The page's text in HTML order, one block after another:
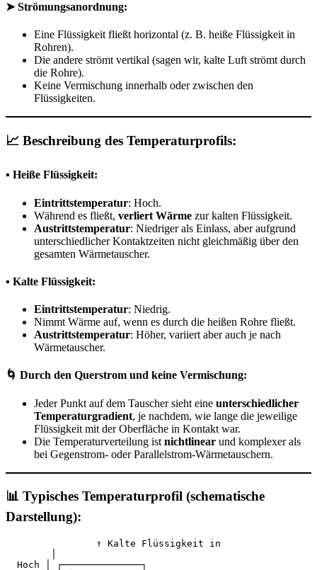
➤ Strömungsanordnung:
Eine Flüssigkeit fließt horizontal (z. B. heiße Flüssigkeit in
Rohren).
Die andere strömt vertikal (sagen wir, kalte Luft strömt durch
die Rohre).
Keine Vermischung innerhalb oder zwischen den
Flüssigkeiten.
📈 Beschreibung des Temperaturprofils:
▪ Heiße Flüssigkeit:
Eintrittstemperatur: Hoch.
Während es fließt, verliert Wärme zur kalten Flüssigkeit.
Austrittstemperatur: Niedriger als Einlass, aber aufgrund
unterschiedlicher Kontaktzeiten nicht gleichmäßig über den
gesamten Wärmetauscher.
▪ Kalte Flüssigkeit:
Eintrittstemperatur: Niedrig.
Nimmt Wärme auf, wenn es durch die heißen Rohre fließt.
Austrittstemperatur: Höher, variiert aber auch je nach
Wärmetauscher.
🌀 Durch den Querstrom und keine Vermischung:
Jeder Punkt auf dem Tauscher sieht eine unterschiedlicher
Temperaturgradient, je nachdem, wie lange die jeweilige
Flüssigkeit mit der Oberfläche in Kontakt war.
Die Temperaturverteilung ist nichtlinear und komplexer als
bei Gegenstrom- oder Parallelstrom-Wärmetauschern.
📊 Typisches Temperaturprofil (schematische
Darstellung):
       ↑ Kalte Flüssigkeit in
  Hoch │ ┌──────────────┐